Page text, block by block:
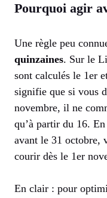
Pourquoi agir
Une règle peu
quinzaines. Sur le
sont calculés le 1er
signifie que si vous
novembre, il ne
qu’à partir du 16.
avant le 31 octobre,
courir dès le 1er
En clair : pour